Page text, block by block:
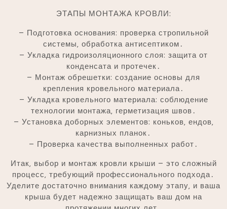
ЭТАПЫ МОНТАЖА КРОВЛИ:
– Подготовка основания: проверка стропильной
системы‚ обработка антисептиком․
– Укладка гидроизоляционного слоя: защита от
конденсата и протечек․
– Монтаж обрешетки: создание основы для
крепления кровельного материала․
– Укладка кровельного материала: соблюдение
технологии монтажа‚ герметизация швов․
– Установка доборных элементов: коньков‚ ендов‚
карнизных планок․
– Проверка качества выполненных работ․
Итак‚ выбор и монтаж кровли крыши – это сложный
процесс‚ требующий профессионального подхода․
Уделите достаточно внимания каждому этапу‚ и ваша
крыша будет надежно защищать ваш дом на